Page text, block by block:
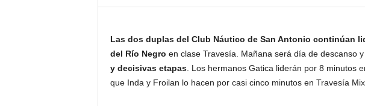
Las dos duplas del Club Náutico de San Antonio continúan
del Río Negro en clase Travesía. Mañana será día de descanso y
y decisivas etapas. Los hermanos Gatica liderán por 8 minutos
que Inda y Froilan lo hacen por casi cinco minutos en Travesía